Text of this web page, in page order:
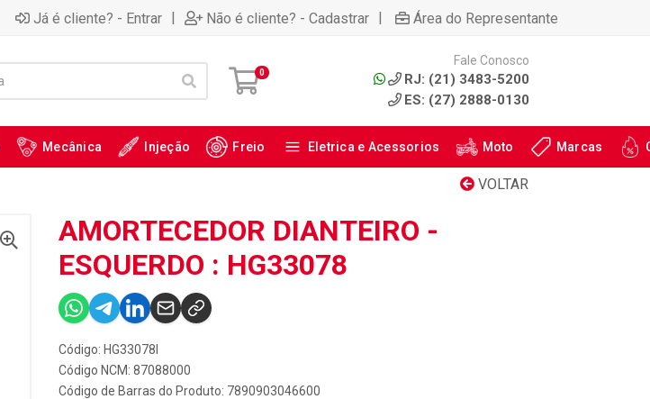
Já é cliente? - Entrar | Não é cliente? - Cadastrar | Área do Representante
0
Fale Conosco
RJ: (21) 3483-5200
ES: (27) 2888-0130
Mecânica Injeção Freio Eletrica e Acessorios Moto Marcas
VOLTAR
AMORTECEDOR DIANTEIRO -
ESQUERDO : HG33078
Código: HG33078I
Código NCM: 87088000
Código de Barras do Produto: 7890903046600